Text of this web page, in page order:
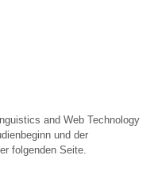
and Web Technology
und der
folgenden Seite.